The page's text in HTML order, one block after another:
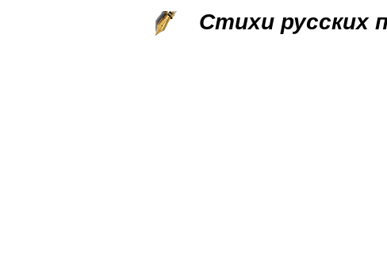
Стихи русских